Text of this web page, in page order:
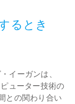
るとき
イーガンは、
ューター技術の
との関わり合い